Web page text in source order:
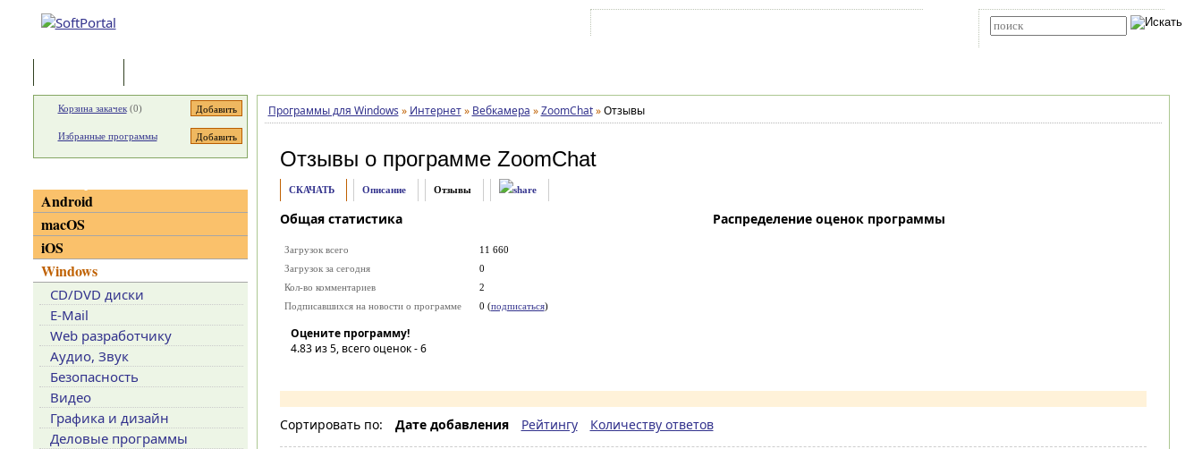
Программы для Windows » Интернет » Вебкамера » ZoomChat » Отзывы
Отзывы о программе ZoomChat
СКАЧАТЬ Описание Отзывы
Общая статистика
Загрузок всего
11 660
Загрузок за сегодня
0
Кол-во комментариев
2
Подписавшихся на новости о программе
0 (подписаться)
Оцените программу!
4.83из 5, всего оценок -6
Распределение оценок программы
Сортировать по: Дате добавления Рейтингу Количеству ответов
Корзина закачек(0)
Избранные программы
Android
macOS
iOS
Windows
CD/DVD диски
E-Mail
Web разработчику
Аудио, Звук
Безопасность
Видео
Графика и дизайн
Деловые программы